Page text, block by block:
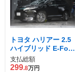
トヨタ ハリアー 2.5
ハイブリッド E-Four
プレミアム 4WD
支払総額
299.8万円